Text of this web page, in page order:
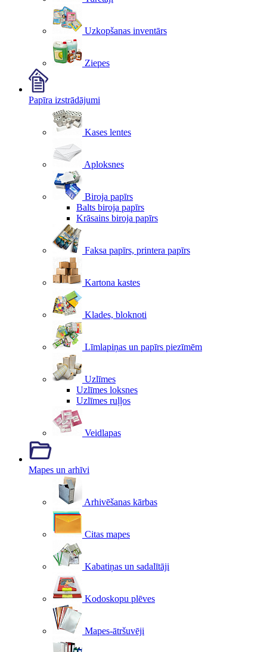
Uzkopšanas inventārs
Ziepes
Papīra izstrādājumi
Kases lentes
Aploksnes
Biroja papīrs
Balts biroja papīrs
Krāsains biroja papīrs
Faksa papīrs, printera papīrs
Kartona kastes
Klades, bloknoti
Līmlapiņas un papīrs piezīmēm
Uzlīmes
Uzlīmes loksnes
Uzlīmes ruļļos
Veidlapas
Mapes un arhīvi
Arhivēšanas kārbas
Citas mapes
Kabatiņas un sadalītāji
Kodoskopu plēves
Mapes-ātršuvēji